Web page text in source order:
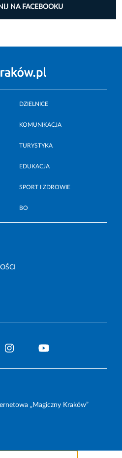
NA FACEBOOKU
DZIELNICE
KOMUNIKACJA
TURYSTYKA
EDUKACJA
SPORT I ZDROWIE
BO
„Magiczny Kraków”